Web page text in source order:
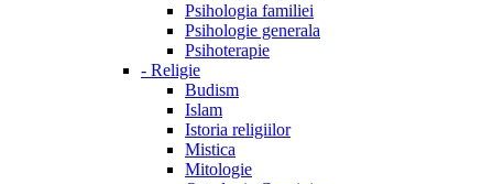
Psihologia familiei
Psihologie generala
Psihoterapie
- Religie
Budism
Islam
Istoria religiilor
Mistica
Mitologie